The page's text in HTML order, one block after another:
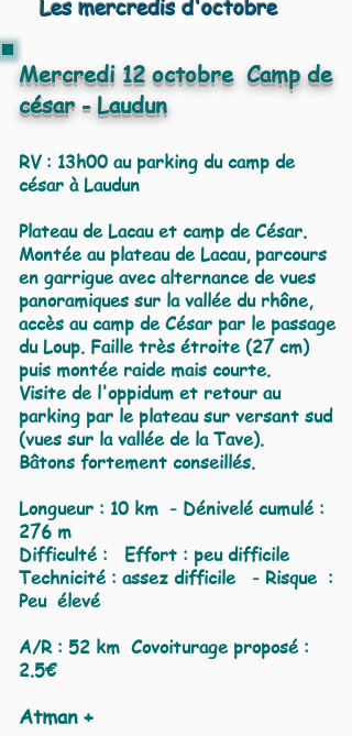
Les mercredis d'octobre
Mercredi 12 octobre Camp de
césar - Laudun
RV : 13h00 au parking du camp de
césar à Laudun
Plateau de Lacau et camp de César.
Montée au plateau de Lacau, parcours
en garrigue avec alternance de vues
panoramiques sur la vallée du rhône,
accès au camp de César par le passage
du Loup. Faille très étroite (27 cm)
puis montée raide mais courte.
Visite de l'oppidum et retour au
parking par le plateau sur versant sud
(vues sur la vallée de la Tave).
Bâtons fortement conseillés.
Longueur : 10 km - Dénivelé cumulé :
276 m
Difficulté : Effort : peu difficile
Technicité : assez difficile - Risque :
Peu élevé
A/R : 52 km Covoiturage proposé :
2.5€
Atman +